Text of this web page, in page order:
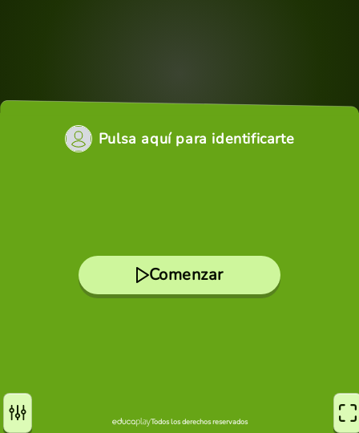
Pulsa aquí para identificarte
Comenzar
Todos los derechos reservados